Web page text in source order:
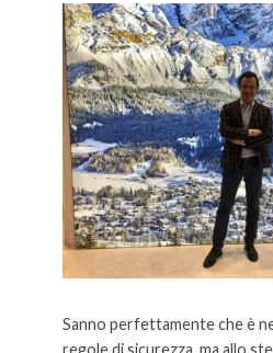
Sanno perfettamente che è
regole di sicurezza, ma allo